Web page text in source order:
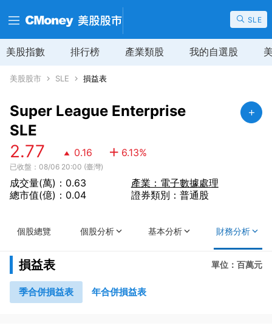
SLE
美股指數 排行榜 產業類股 我的自選股
美股股市 SLE 損益表
Super League Enterprise
SLE
2.77 0.16 6.13%
已收盤：08/06 20:00 (臺灣)
成交量(萬)：0.63
總市值(億)：0.04
產業：電子數據處理
證券類別：普通股
個股總覽 個股分析 基本分析 財務分析
損益表 單位：百萬元
季合併損益表 年合併損益表